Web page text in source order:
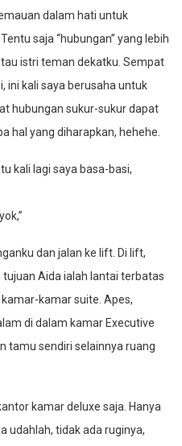
dalam hati untuk
saja “hubungan” yang lebih
istri teman dekatku. Sempat
ini kali saya berusaha untuk
hubungan sukur-sukur dapat
hal yang diharapkan, hehehe.
kali lagi saya basa-basi,
dan jalan ke lift. Di lift,
Aida ialah lantai terbatas
kamar suite. Apes,
di dalam kamar Executive
tamu sendiri selainnya ruang
kamar deluxe saja. Hanya
udahlah, tidak ada ruginya,